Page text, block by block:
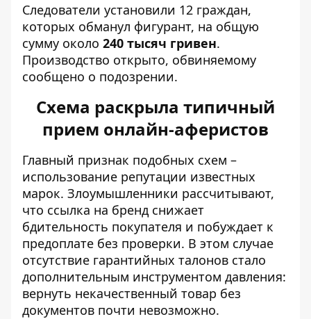
Следователи установили 12 граждан,
которых обманул фигурант, на общую
сумму около 240 тысяч гривен.
Производство открыто, обвиняемому
сообщено о подозрении.
Схема раскрыла типичный
прием онлайн-аферистов
Главный признак подобных схем –
использование репутации известных
марок. Злоумышленники рассчитывают,
что ссылка на бренд снижает
бдительность покупателя и побуждает к
предоплате без проверки. В этом случае
отсутствие гарантийных талонов стало
дополнительным инструментом давления:
вернуть некачественный товар без
документов почти невозможно.